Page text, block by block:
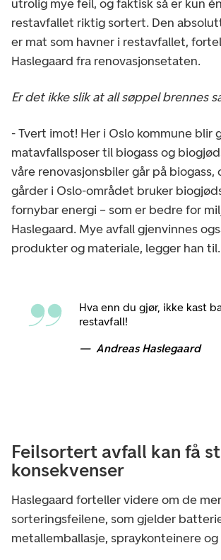
utrolig mye feil, og faktisk så er kun
restavfallet riktig sortert. Den
er mat som havner i restavfallet,
Haslegaard fra renovasjonsetaten.
Er det ikke slik at all søppel brennes
- Tvert imot! Her i Oslo kommune blir
matavfallsposer til biogass og
våre renovasjonsbiler går på biogass,
gårder i Oslo-området bruker
fornybar energi – som er bedre for
Haslegaard. Mye avfall gjenvinnes
produkter og materiale, legger han til.
Hva enn du gjør, ikke kast
restavfall!
Andreas Haslegaard
Feilsortert avfall kan få
konsekvenser
Haslegaard forteller videre om de
sorteringsfeilene, som gjelder
metallemballasje, spraykonteinere